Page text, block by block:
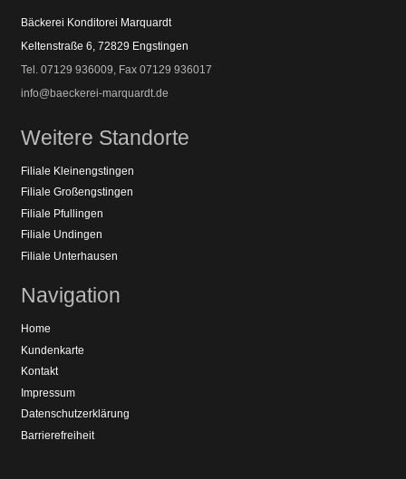
Bäckerei Konditorei Marquardt
Keltenstraße 6, 72829 Engstingen
Tel. 07129 936009, Fax 07129 936017
info@baeckerei-marquardt.de
Weitere Standorte
Filiale Kleinengstingen
Filiale Großengstingen
Filiale Pfullingen
Filiale Undingen
Filiale Unterhausen
Navigation
Home
Kundenkarte
Kontakt
Impressum
Datenschutzerklärung
Barrierefreiheit